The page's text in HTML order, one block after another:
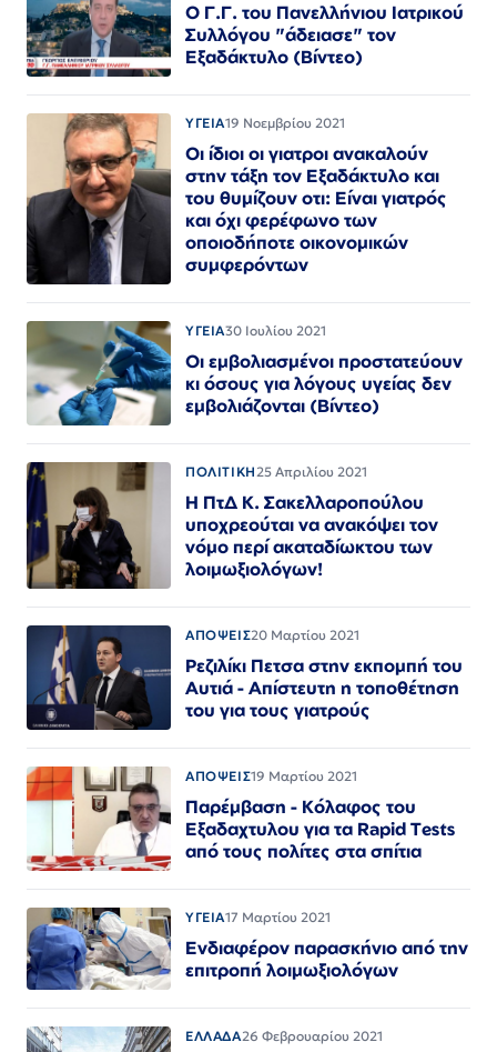
Ο Γ.Γ. του Πανελλήνιου Ιατρικού
Συλλόγου "άδειασε" τον
Εξαδάκτυλο (Βίντεο)
ΥΓΕΙΑ19 Νοεμβρίου 2021
Οι ίδιοι οι γιατροι ανακαλούν
στην τάξη τον Εξαδάκτυλο και
του θυμίζουν οτι: Είναι γιατρός
και όχι φερέφωνο των
οποιοδήποτε οικονομικών
συμφερόντων
ΥΓΕΙΑ30 Ιουλίου 2021
Οι εμβολιασμένοι προστατεύουν
κι όσους για λόγους υγείας δεν
εμβολιάζονται (Βίντεο)
ΠΟΛΙΤΙΚΗ25 Απριλίου 2021
Η ΠτΔ Κ. Σακελλαροπούλου
υποχρεούται να ανακόψει τον
νόμο περί ακαταδίωκτου των
λοιμωξιολόγων!
ΑΠΟΨΕΙΣ20 Μαρτίου 2021
Ρεζιλίκι Πετσα στην εκπομπή του
Αυτιά - Απίστευτη η τοποθέτηση
του για τους γιατρούς
ΑΠΟΨΕΙΣ19 Μαρτίου 2021
Παρέμβαση - Κόλαφος του
Εξαδαχτυλου για τα Rapid Tests
από τους πολίτες στα σπίτια
ΥΓΕΙΑ17 Μαρτίου 2021
Ενδιαφέρον παρασκήνιο από την
επιτροπή λοιμωξιολόγων
ΕΛΛΑΔΑ26 Φεβρουαρίου 2021